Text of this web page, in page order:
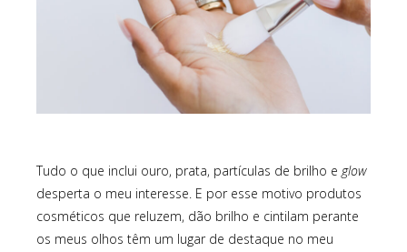
Tudo o que inclui ouro, prata, partículas de brilho e glow
desperta o meu interesse. E por esse motivo produtos
cosméticos que reluzem, dão brilho e cintilam perante
os meus olhos têm um lugar de destaque no meu